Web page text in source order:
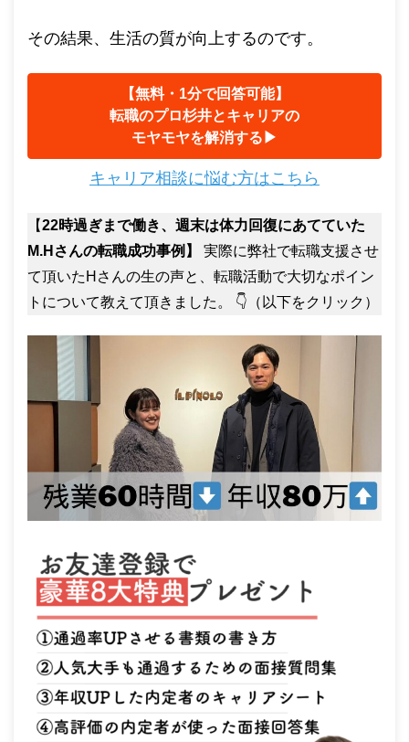
その結果、生活の質が向上するのです。
【無料・1分で回答可能】
転職のプロ杉井とキャリアの
モヤモヤを解消する▶︎
キャリア相談に悩む方はこちら
【22時過ぎまで働き、週末は体力回復にあてていた
M.Hさんの転職成功事例】
実際に弊社で転職支援させ
て頂いたHさんの生の声と、転職活動で大切なポイン
トについて教えて頂きました。 👇（以下をクリック）